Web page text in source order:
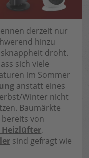
derzeit nur
hinzu
droht.
sich viele
im Sommer
anstatt eines
Winter nicht
Baumärkte
von
Heizlüfter,
sind gefragt wie